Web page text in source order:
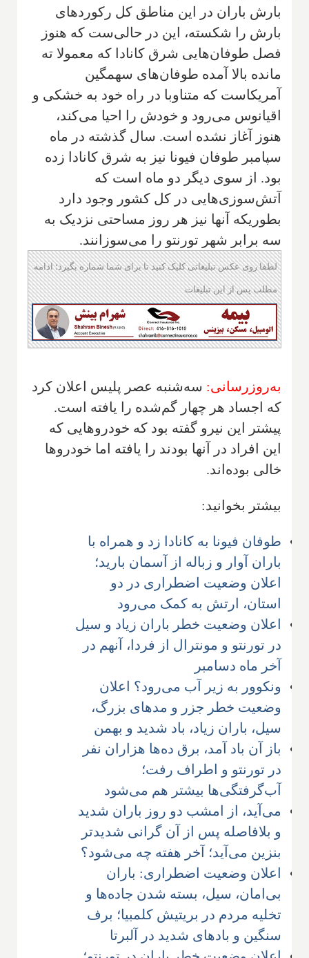
بارش باران در این مناطق کل رکوردهای
بارش را شکسته، این در حالی‌ست که هنوز
فصل طوفان‌هایی شرق کانادا که معمولا ته
مانده بالا آمده طوفان‌های سهمگین
آمریکاست که متناوبا در راه خود به خشکی و
اقیانوس می‌رود و خودش را احیا می‌کند،
هنوز آغاز نشده است. سال گذشته در ماه
سپامبر طوفان فیونا نیز به شرق کانادا زده
بود. از سوی دیگر دو ماه است که
آتش‌سوزی‌هایی در کل کشور وجود دارد
بطوریکه آنها نیز هر روز مساحتی نزدیک به
سه برابر شهر تورنتو را می‌سوزانند.
لطفا روی عکس تبلیغاتی کلیک کنید تا برای شما شماره بگیرد؛ ادامه
مطلب پس از این تبلیغات
به‌روزرسانی: سه‌شنبه عصر پلیس اعلان کرد
که اجساد هر چهار گم‌شده را یافته است.
پیشتر این نیرو گفته بود که خودروهایی که
این افراد در آنها بودند را یافته اما خودروها
خالی بوده‌اند.
بیشتر بخوانید:
طوفان فیونا به کانادا زد و همراه با
باران آوار و زباله از آسمان بارید؛
اعلان وضعیت اضطراری در دو
استان، ارتش به کمک می‌رود
اعلان وضعیت خطر باران زیاد و سیل
در تورنتو و مونترال از فردا، آنهم در
آخر ماه دسامبر
ونکوور به زیر آب می‌رود؟ اعلان
وضعیت خطر جزر و مدهای بزرگ،
سیل، باران زیاد، باد شدید و بهمن
باز آن باد آمد، برق ده‌ها هزاران نفر
در تورنتو و اطراف رفت؛
آب‌گرفتگی‌ها بیشتر هم می‌شود
می‌آید، از امشب دو روز باران شدید
و بلافاصله پس از آن گرانی شدیدتر
بنزین می‌آید؛ آخر هفته چه می‌شود؟
اعلان وضعیت اضطراری: باران
بی‌امان، سیل، بسته شدن جاده‌ها و
تخلیه مردم در بریتیش کلمبیا؛ برف
سنگین و بادهای شدید در آلبرتا